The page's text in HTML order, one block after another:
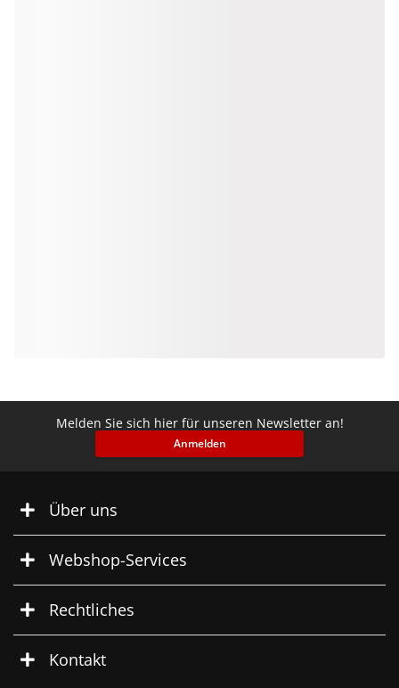
Melden Sie sich hier für unseren Newsletter an!
Anmelden
Über uns
Webshop-Services
Rechtliches
Kontakt